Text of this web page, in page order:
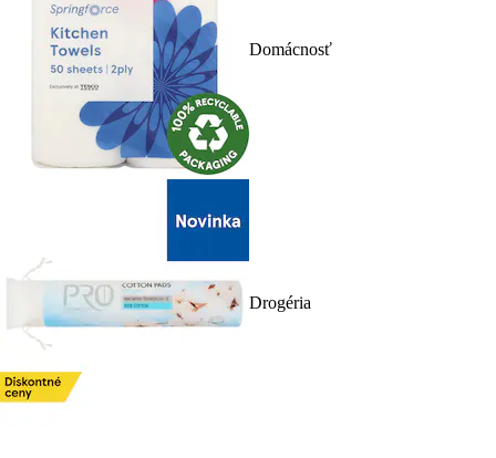
Domácnosť
Drogéria